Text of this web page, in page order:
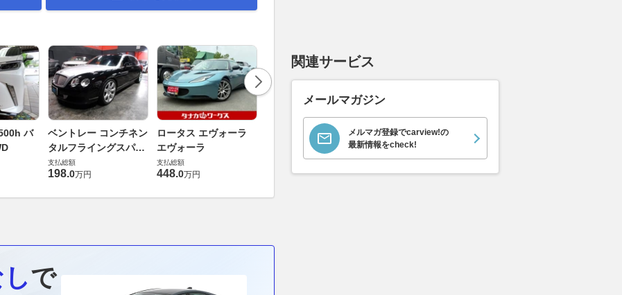
バ
ベントレー コンチネン
タルフライングスパー
6.0 4WD
支払総額
198.0万円
ロータス エヴォーラ
エヴォーラ
支払総額
448.0万円
ダイハツ ムーヴキャン
バス 660 ストライプス
アストンマーティン
V8 ヴァンテージ スポ
ーツシフト
支払総額
で
関連サービス
メールマガジン
メルマガ登録でcarview!の
最新情報をcheck!